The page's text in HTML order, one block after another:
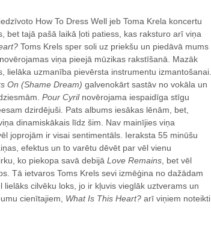
How To Dress Well jeb Toma Krela koncertu
bet tajā pašā laikā ļoti patiess, kas raksturo arī viņa
Toms Krels sper soli uz priekšu un piedāvā mums
viņa pieejā mūzikas rakstīšanā. Mazāk
lielāka uzmanība pievērsta instrumentu izmantošanai.
On (Shame Dream) galvenokārt sastāv no vokāla un
Pour Cyrilnovērojama iespaidīga stīgu
dzirdējuši. Pats albums iesākas lēnām, bet,
dinamiskākais līdz šim. Nav mainījies viņa
joprojām ir visai sentimentāls. Ieraksta 55 minūšu
efektus un to varētu dēvēt par vēl vienu
ko piekopa savā debijā Love Remains , bet vēl
Tā ietvaros Toms Krels sevi izmēģina no dažādam
cilvēku loks, jo ir kļuvis vieglāk uztverams un
cienītajiem, What Is This Heart? arī viņiem noteikti